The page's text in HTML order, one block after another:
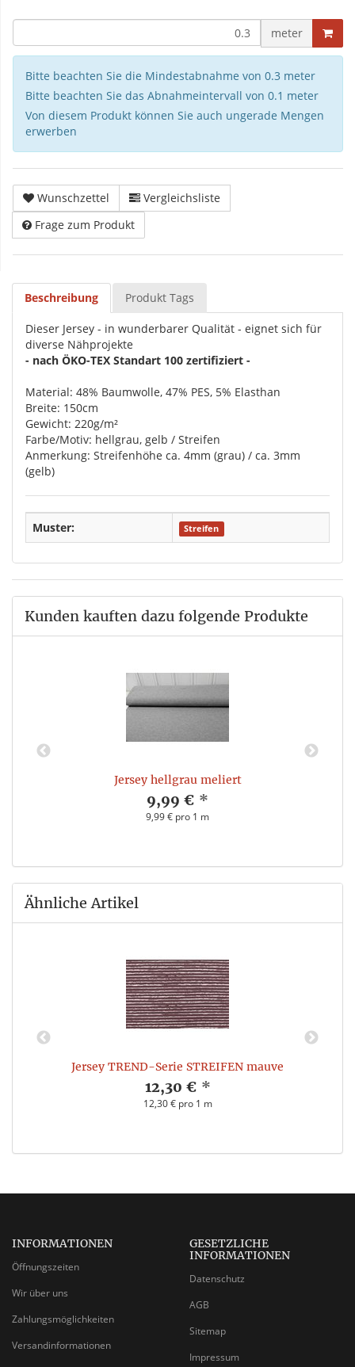
meter
Bitte beachten Sie die Mindestabnahme von 0.3 meter
Bitte beachten Sie das Abnahmeintervall von 0.1 meter
Von diesem Produkt können Sie auch ungerade Mengen
erwerben
Wunschzettel
Vergleichsliste
Frage zum Produkt
Beschreibung Produkt Tags
Dieser Jersey - in wunderbarer Qualität - eignet sich für
diverse Nähprojekte
- nach ÖKO-TEX Standart 100 zertifiziert -
Material: 48% Baumwolle, 47% PES, 5% Elasthan
Breite: 150cm
Gewicht: 220g/m²
Farbe/Motiv: hellgrau, gelb / Streifen
Anmerkung: Streifenhöhe ca. 4mm (grau) / ca. 3mm
(gelb)
Muster: Streifen
Kunden kauften dazu folgende Produkte
Jersey hellgrau meliert
9,99 € *
9,99 € pro 1 m
Ähnliche Artikel
Jersey TREND-Serie STREIFEN mauve
12,30 € *
12,30 € pro 1 m
INFORMATIONEN
Öffnungszeiten
Wir über uns
Zahlungsmöglichkeiten
Versandinformationen
GESETZLICHE
INFORMATIONEN
Datenschutz
AGB
Sitemap
Impressum